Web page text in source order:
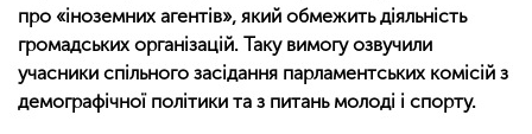
про «іноземних агентів», який обмежить діяльність
громадських організацій. Таку вимогу озвучили
учасники спільного засідання парламентських комісій з
демографічної політики та з питань молоді і спорту.